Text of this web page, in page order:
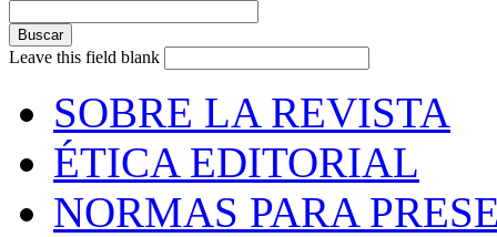
Leave this field blank
SOBRE LA REVISTA
ÉTICA EDITORIAL
NORMAS PARA